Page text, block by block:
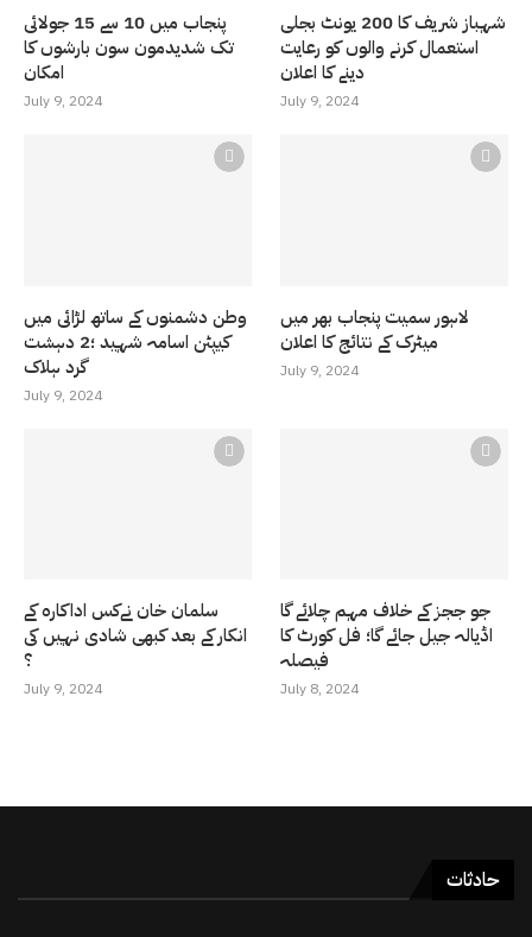
پنجاب میں 10 سے 15 جولائی
تک شدیدمون سون بارشوں کا
امکان
July 9, 2024
شہباز شریف کا 200 یونٹ بجلی
استعمال کرنے والوں کو رعایت
دینے کا اعلان
July 9, 2024
وطن دشمنوں کے ساتھ لڑائی میں
کیپٹن اسامہ شہید ؛2 دہشت
گرد ہلاک
July 9, 2024
لاہور سمیت پنجاب بھر میں
میٹرک کے نتائج کا اعلان
July 9, 2024
سلمان خان نےکس اداکارہ کے
انکار کے بعد کبھی شادی نہیں کی
؟
July 9, 2024
جو ججز کے خلاف مہم چلائے گا
اڈیالہ جیل جائے گا؛ فل کورٹ کا
فیصلہ
July 8, 2024
حادثات